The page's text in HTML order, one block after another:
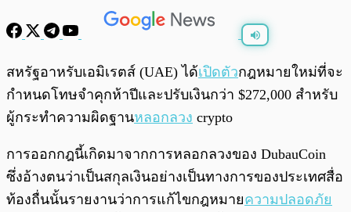
พร้อมเล่น /0:00
สหรัฐอาหรับเอมิเรตส์ (UAE) ได้เปิดตัวกฎหมายใหม่ที่จะ
กำหนดโทษจำคุกห้าปีและปรับเงินกว่า $272,000 สำหรับ
ผู้กระทำความผิดฐานหลอกลวง crypto
การออกกฎนี้เกิดมาจากการหลอกลวงของ DubauCoin
ซึ่งอ้างตนว่าเป็นสกุลเงินอย่างเป็นทางการของประเทศสื่อ
ท้องถื่นนั้นรายงานว่าการแก้ไขกฎหมายความปลอดภัย